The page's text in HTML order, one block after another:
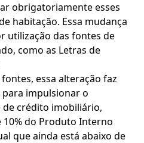
obrigatoriamente esses
habitação. Essa mudança
utilização das fontes de
como as Letras de
essa alteração faz
impulsionar o
crédito imobiliário,
do Produto Interno
que ainda está abaixo de